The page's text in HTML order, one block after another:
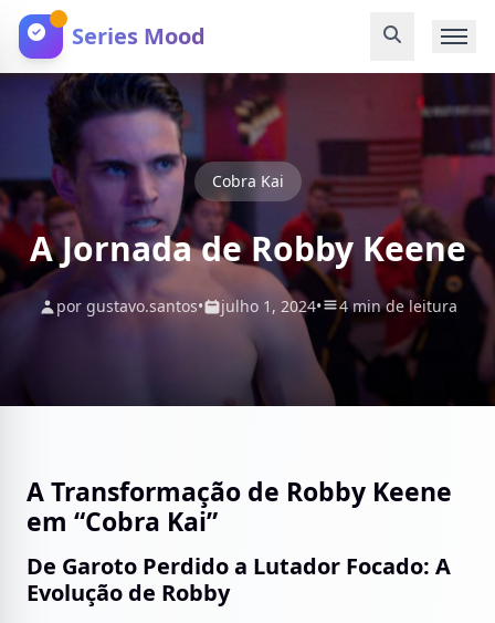
Series Mood
Cobra Kai
A Jornada de Robby Keene
por gustavo.santos• julho 1, 2024• 4 min de leitura
A Transformação de Robby Keene
em “Cobra Kai”
De Garoto Perdido a Lutador Focado: A
Evolução de Robby